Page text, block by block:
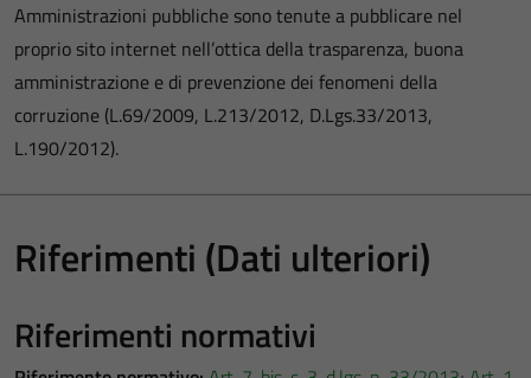
Amministrazioni pubbliche sono tenute a pubblicare nel
proprio sito internet nell’ottica della trasparenza, buona
amministrazione e di prevenzione dei fenomeni della
corruzione (L.69/2009, L.213/2012, D.Lgs.33/2013,
L.190/2012).
Riferimenti (Dati ulteriori)
Riferimenti normativi